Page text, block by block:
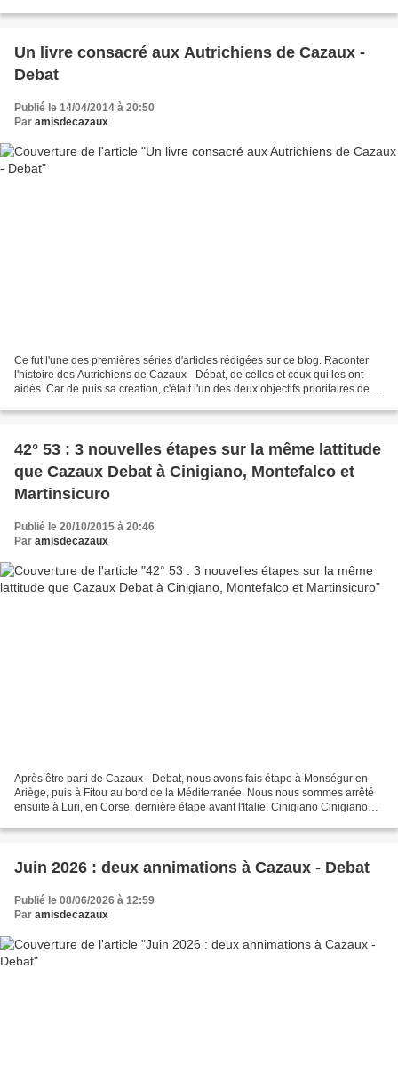
Un livre consacré aux Autrichiens de Cazaux -
Debat
Publié le 14/04/2014 à 20:50
Par amisdecazaux
Ce fut l'une des premières séries d'articles rédigées sur ce blog. Raconter
l'histoire des Autrichiens de Cazaux - Débat, de celles et ceux qui les ont
aidés. Car de puis sa création, c'était l'un des deux objectifs prioritaires des
42° 53 : 3 nouvelles étapes sur la même lattitude
que Cazaux Debat à Cinigiano, Montefalco et
Martinsicuro
Publié le 20/10/2015 à 20:46
Par amisdecazaux
Après être parti de Cazaux - Debat, nous avons fais étape à Monségur en
Ariège, puis à Fitou au bord de la Méditerranée. Nous nous sommes arrêté
ensuite à Luri, en Corse, dernière étape avant l'Italie. Cinigiano Cinigiano
Juin 2026 : deux annimations à Cazaux - Debat
Publié le 08/06/2026 à 12:59
Par amisdecazaux